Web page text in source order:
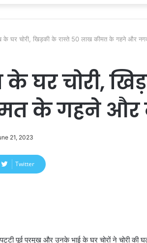
के घर चोरी, खिड़की के रास्ते 50 लाख कीमत के गहने और
के घर चोरी,
के गहने और
21, 2023
Twitter
पूर्व प्रमुख और उनके भाई के घर चोरों ने चोरी की